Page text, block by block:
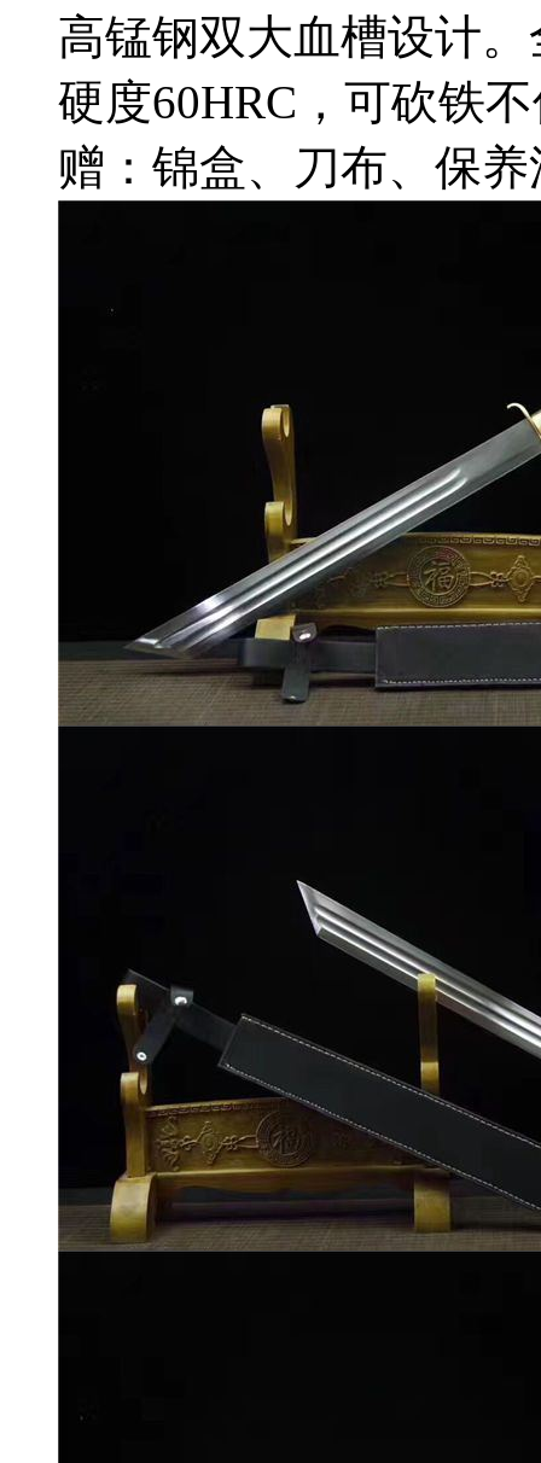
高锰钢双大血槽设计
硬度60HRC，可砍铁
赠：锦盒、刀布、保